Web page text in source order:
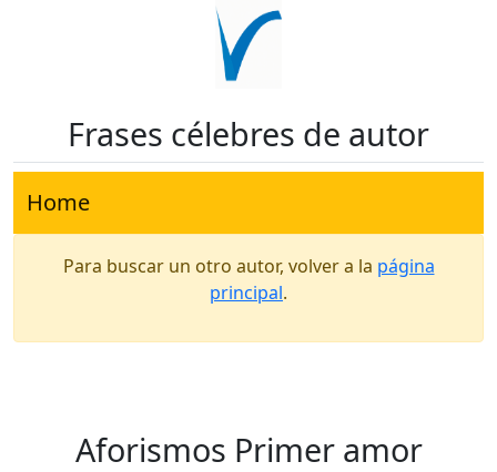
Frases célebres de autor
Home
Para buscar un otro autor, volver a la página
principal.
Aforismos Primer amor